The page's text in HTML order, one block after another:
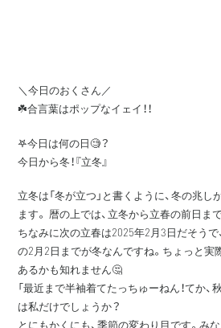
＼今日のおくさん／
☘️合言葉はポップなイェイ！！
𖤐今日は何の日🧐？
今日から冬！『立冬』
立冬は「冬が立つ」と書くように、冬の兆
ます。 暦の上では、立冬から立春の前日ま
ちなみに次の立春は2025年2月3日だそう
の2月2日までが冬なんですね。ちょっと
あるかも知れません🤔
「最近まで半袖着てたっちゅーねん！てか、
は私だけでしょうか？
とにもかくにも、季節の変わり目です。み